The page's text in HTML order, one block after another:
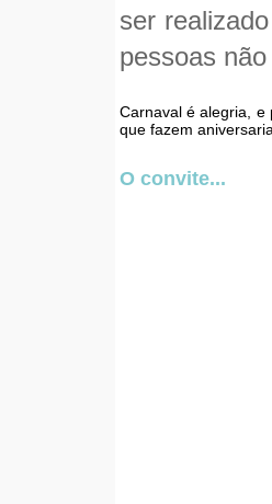
ser
pessoas
Carnaval é alegria,
que fazem
O convite...